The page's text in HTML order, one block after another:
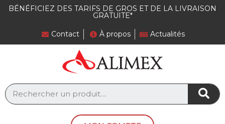
BÉNÉFICIEZ DES TARIFS DE GROS ET DE LA LIVRAISON
GRATUITE*
Contact À propos Actualités
Panneau de gestion des cookies